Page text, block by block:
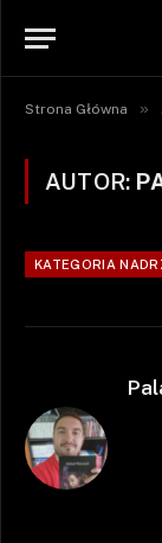
Strona Główna »
AUTOR:
KATEGORIA